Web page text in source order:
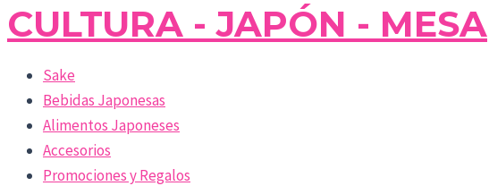
CULTURA - JAPÓN - MESA
Sake
Bebidas Japonesas
Alimentos Japoneses
Accesorios
Promociones y Regalos